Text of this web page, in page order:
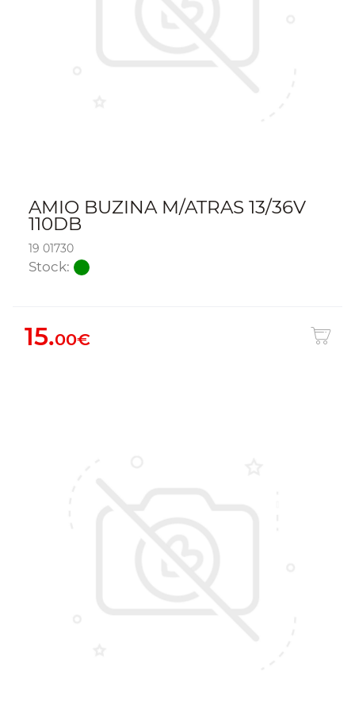
AMIO BUZINA M/ATRAS 13/36V
110DB
19 01730
Stock:
15.00€